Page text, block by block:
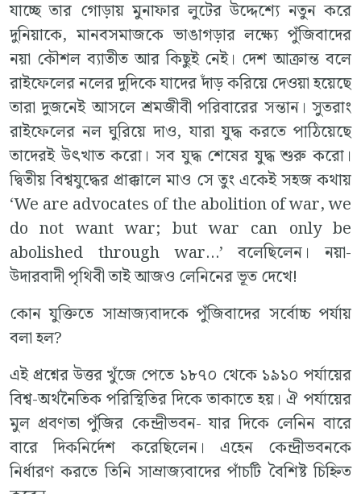
যাচ্ছে তার গোড়ায় মুনাফার লুটের উদ্দেশ্যে নতুন করে
দুনিয়াকে, মানবসমাজকে ভাঙাগড়ার লক্ষ্যে পুঁজিবাদের
নয়া কৌশল ব্যাতীত আর কিছুই নেই। দেশ আক্রান্ত বলে
রাইফেলের নলের দুদিকে যাদের দাঁড় করিয়ে দেওয়া হয়েছে
তারা দুজনেই আসলে শ্রমজীবী পরিবারের সন্তান। সুতরাং
রাইফেলের নল ঘুরিয়ে দাও, যারা যুদ্ধ করতে পাঠিয়েছে
তাদেরই উৎখাত করো। সব যুদ্ধ শেষের যুদ্ধ শুরু করো।
দ্বিতীয় বিশ্বযুদ্ধের প্রাক্কালে মাও সে তুং একেই সহজ কথায়
‘We are advocates of the abolition of war, we
do not want war; but war can only be
abolished through war…’ বলেছিলেন। নয়া-
উদারবাদী পৃথিবী তাই আজও লেনিনের ভূত দেখে!
কোন যুক্তিতে সাম্রাজ্যবাদকে পুঁজিবাদের সর্বোচ্চ পর্যায়
বলা হল?
এই প্রশ্নের উত্তর খুঁজে পেতে ১৮৭০ থেকে ১৯১০ পর্যায়ের
বিশ্ব-অর্থনৈতিক পরিস্থিতির দিকে তাকাতে হয়। ঐ পর্যায়ের
মুল প্রবণতা পুঁজির কেন্দ্রীভবন- যার দিকে লেনিন বারে
বারে দিকনির্দেশ করেছিলেন। এহেন কেন্দ্রীভবনকে
নির্ধারণ করতে তিনি সাম্রাজ্যবাদের পাঁচটি বৈশিষ্ট চিহ্নিত